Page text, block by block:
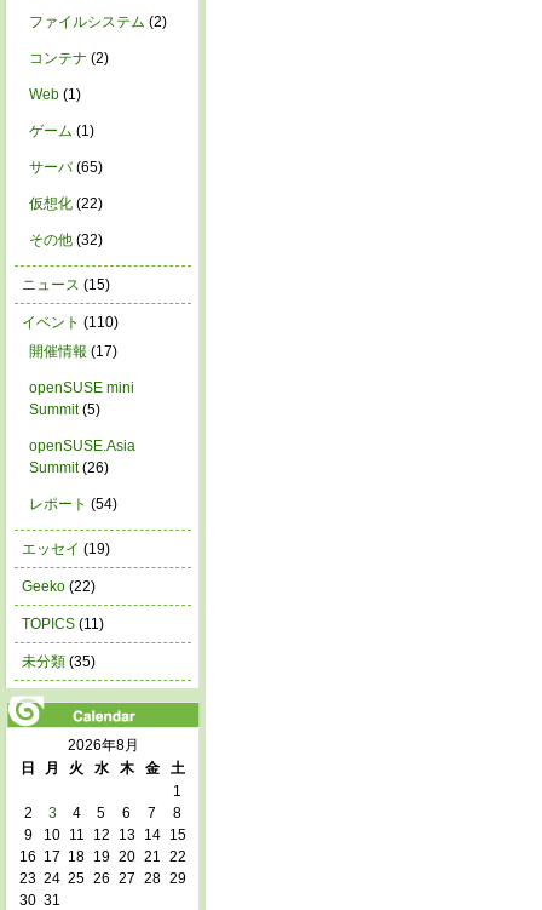
ファイルシステム (2)
コンテナ (2)
Web (1)
ゲーム (1)
サーバ(65)
仮想化 (22)
その他 (32)
ニュース (15)
イベント (110)
開催情報 (17)
openSUSE mini
Summit(5)
openSUSE.Asia
Summit(26)
レポート (54)
エッセイ (19)
Geeko (22)
TOPICS (11)
未分類 (35)
2026年8月
日
月 火 水 木 金
土
1
2
3 4 5 6 7
8
9
10 11 12 13 14
15
16 17 18 19 20 21 22
23 24 25 26 27 28 29
30 31